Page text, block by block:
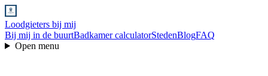
Loodgieters bij mij
Bij mij in de buurtBadkamer calculatorStedenBlogFAQ
Open menu